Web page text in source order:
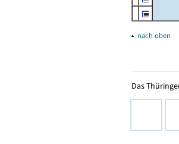
▴ nach oben
Das